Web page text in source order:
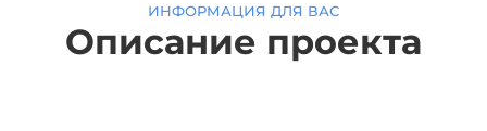
ИНФОРМАЦИЯ ДЛЯ ВАС
Описание проекта